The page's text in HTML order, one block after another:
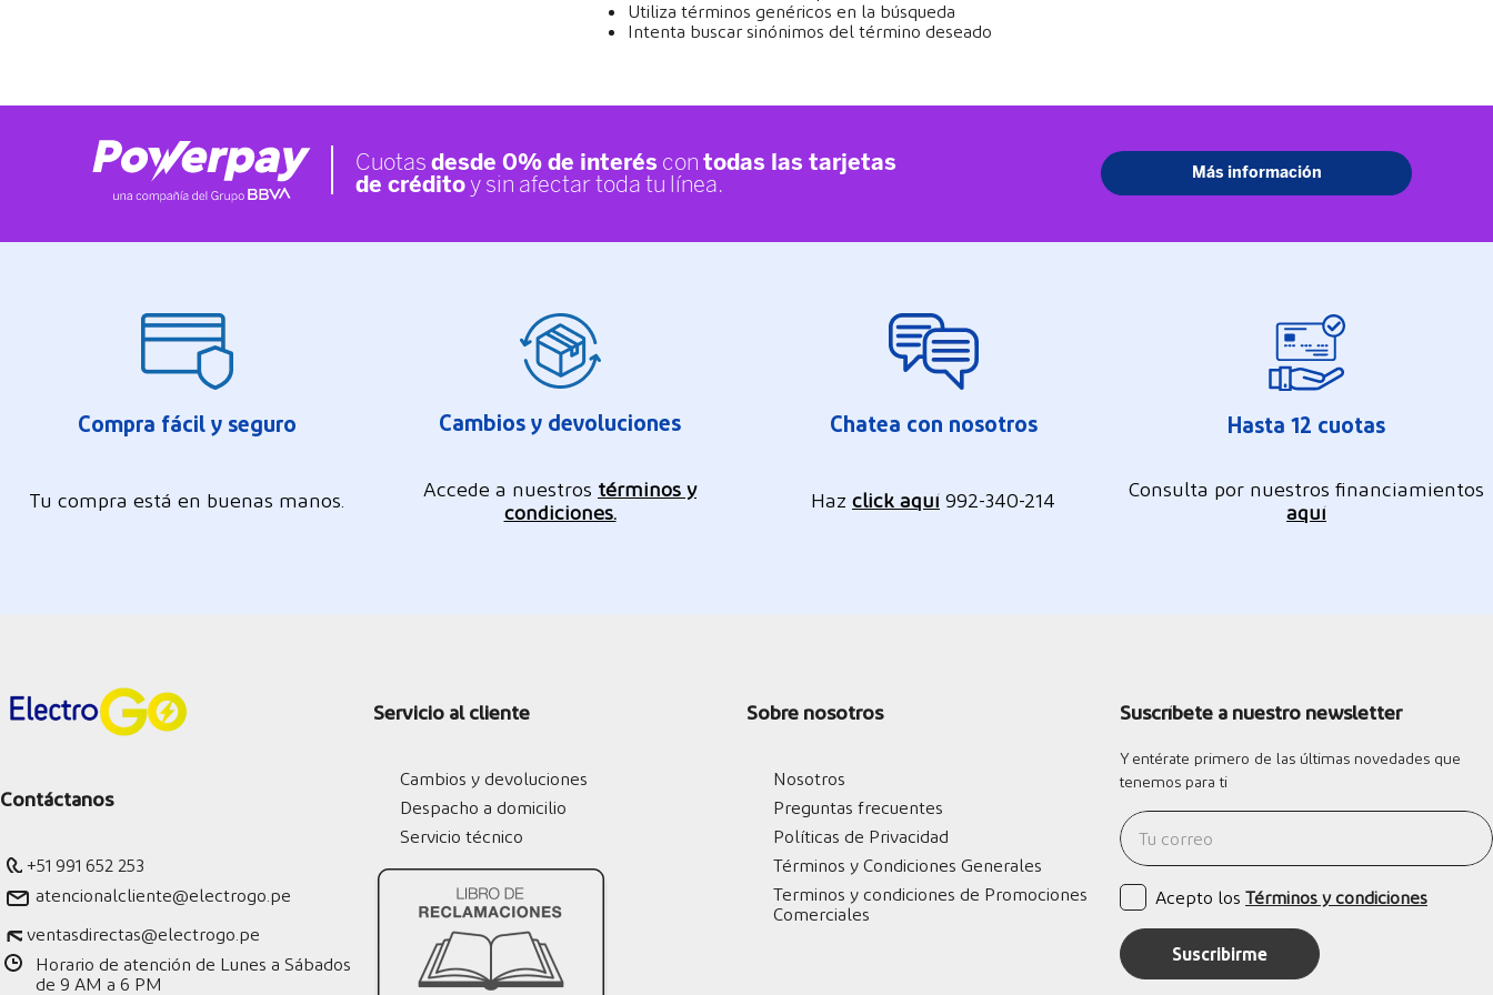
Utiliza términos genéricos en la búsqueda
Intenta buscar sinónimos del término deseado
Compra fácil y seguro
Tu compra está en buenas manos.
Cambios y devoluciones
Accede a nuestros términos y
condiciones.
Chatea con nosotros
Haz click aquí ‪992-340-214
Hasta 12 cuotas
Consulta por nuestros financiamientos
aquí
Contáctanos
+51 991 652 253
atencionalcliente@electrogo.pe
ventasdirectas@electrogo.pe
Horario de atención de Lunes a Sábados
de 9 AM a 6 PM
Servicio al cliente
Cambios y devoluciones
Despacho a domicilio
Servicio técnico
Sobre nosotros
Nosotros
Preguntas frecuentes
Políticas de Privacidad
Términos y Condiciones Generales
Terminos y condiciones de Promociones
Comerciales
Suscríbete a nuestro newsletter
Y entérate primero de las últimas novedades que
tenemos para ti
Acepto los Términos y condiciones
Suscribirme